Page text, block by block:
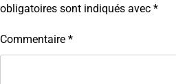
obligatoires sont indiqués avec *
Commentaire *